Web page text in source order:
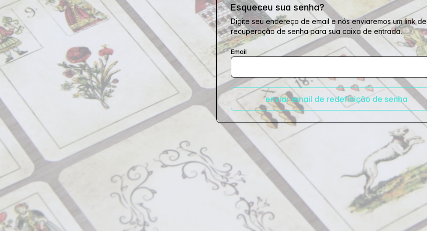
Esqueceu sua senha?
Digite seu endereço de email e nós enviaremos um link de
recuperação de senha para sua caixa de entrada.
Email